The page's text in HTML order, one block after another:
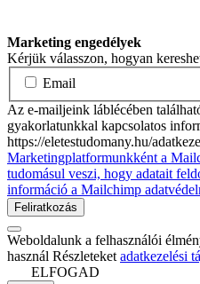
Marketing engedélyek
Kérjük válasszon, hogyan
Email
Az e-mailjeink láblécében
gyakorlatunkkal kapcsolatos
https://eletestudomany.hu/
Marketingplatformunkként a
tudomásul veszi, hogy adatait
információ a Mailchimp
Weboldalunk a felhasználói
használ Részleteket adatkezelési
ELFOGAD